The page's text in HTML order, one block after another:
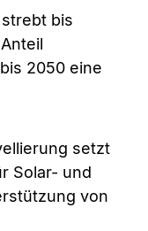
strebt bis
2050 eine
setzt
Solar- und
von